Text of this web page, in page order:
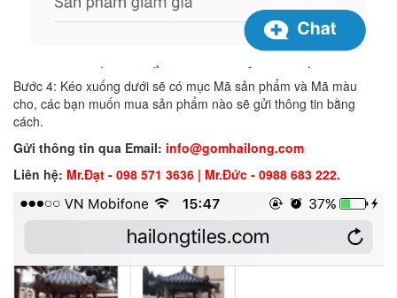
Bước 4: Kéo xuống dưới sẽ có mục Mã sản phẩm và Mã màu
cho, các bạn muốn mua sản phẩm nào sẽ gửi thông tin bằng
cách.
Gửi thông tin qua Email: info@gomhailong.com
Liên hệ: Mr.Đạt - 098 571 3636 | Mr.Đức - 0988 683 222.